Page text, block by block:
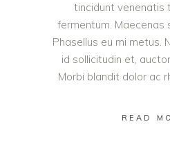
tincidunt venenatis
fermentum. Maecenas
Phasellus eu mi metus.
id sollicitudin et,
Morbi blandit dolor ac
READ